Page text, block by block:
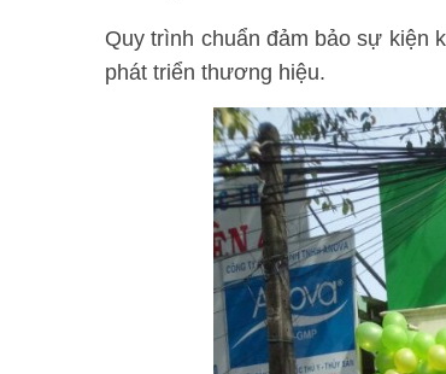
Quy trình chuẩn đảm bảo sự kiện
phát triển thương hiệu.